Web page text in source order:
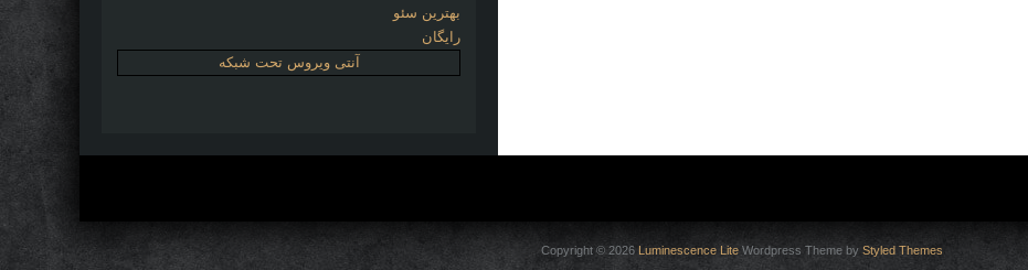
بهترین سئو
رایگان
آنتی ویروس تحت شبکه
Copyright © 2026 Luminescence Lite Wordpress Theme by Styled Themes